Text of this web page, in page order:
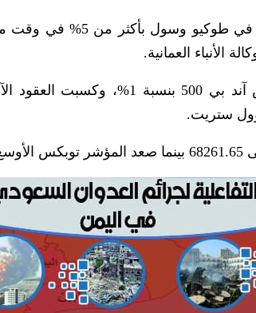
وقفزت مؤشرات الأسهم
وارتفعت العقود الآجلة لمؤشر إس آند